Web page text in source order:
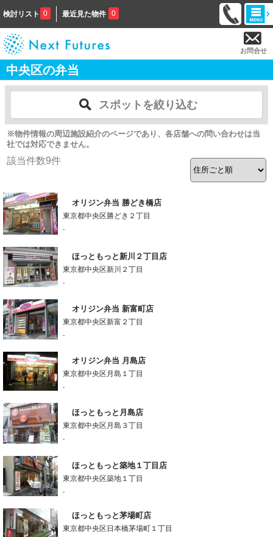
検討リスト 0 最近見た物件 0
お問合せ
中央区の弁当
スポットを絞り込む
※物件情報の周辺施設紹介のページであり、各店舗への問い合わせは当
社では対応できません。
該当件数9件
オリジン弁当 勝どき橋店
東京都中央区勝どき２丁目
-
ほっともっと新川２丁目店
東京都中央区新川２丁目
-
オリジン弁当 新富町店
東京都中央区新富２丁目
-
オリジン弁当 月島店
東京都中央区月島１丁目
-
ほっともっと月島店
東京都中央区月島３丁目
-
ほっともっと築地１丁目店
東京都中央区築地１丁目
-
ほっともっと茅場町店
東京都中央区日本橋茅場町１丁目